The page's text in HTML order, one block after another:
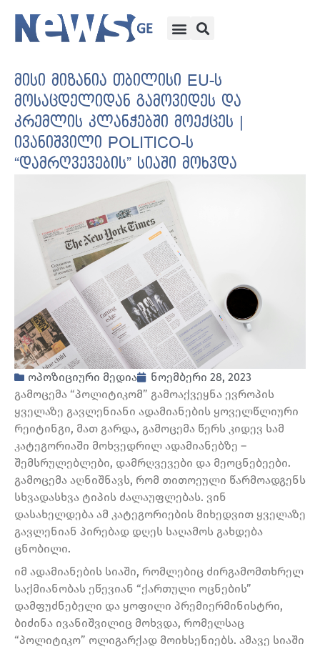
მისი მიზანია თბილისი EU-ს
მოსაცდელიდან გამოვიდეს და
კრემლის კლანჭებში მოექცეს |
ივანიშვილი POLITICO-ს
“დამრღვევების” სიაში მოხვდა
ოპოზიციური მედია
ნოემბერი 28, 2023
გამოცემა “პოლიტიკომ” გამოაქვეყნა ევროპის
ყველაზე გავლენიანი ადამიანების ყოველწლიური
რეიტინგი, მათ გარდა, გამოცემა წერს კიდევ სამ
კატეგორიაში მოხვედრილ ადამიანებზე –
შემსრულებლები, დამრღვევები და მეოცნებეები.
გამოცემა აღნიშნავს, რომ თითოეული წარმოადგენს
სხვადასხვა ტიპის ძალაუფლებას. ვინ
დასახელდება ამ კატეგორიების მიხედვით ყველაზე
გავლენიან პირებად დღეს საღამოს გახდება
ცნობილი.
იმ ადამიანების სიაში, რომლებიც ძირგამომთხრელ
საქმიანობას ეწევიან “ქართული ოცნების”
დამფუძნებელი და ყოფილი პრემიერმინისტრი,
ბიძინა ივანიშვილიც მოხვდა, რომელსაც
“პოლიტიკო” ოლიგარქად მოიხსენიებს. ამავე სიაში